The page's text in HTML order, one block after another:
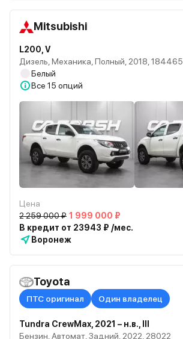
Mitsubishi
L200, V
Дизель, Механика, Полный, 2018, 184465
Белый
Все 15 опций
Цена
2 259 000 ₽ 1 999 000 ₽
В кредит от 23943 ₽ /мес.
Воронеж
Toyota
ПТС оригинал Один владелец
Tundra CrewMax, 2021 – н.в., III
Бензин, Автомат, Задний, 2022, 28022